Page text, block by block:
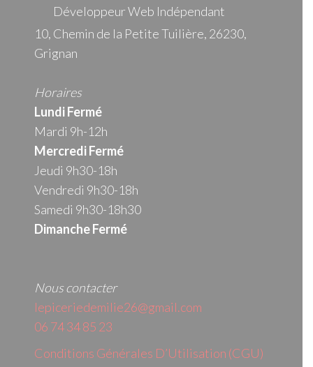
Développeur Web Indépendant
10, Chemin de la Petite Tuilière, 26230,
Grignan
Horaires
Lundi Fermé
Mardi 9h-12h
MercrediFermé
Jeudi 9h30-18h
Vendredi 9h30-18h
Samedi 9h30-18h30
Dimanche Fermé
Nous contacter
lepiceriedemilie26@gmail.com
06 74 34 85 23
Conditions Générales D’Utilisation (CGU)